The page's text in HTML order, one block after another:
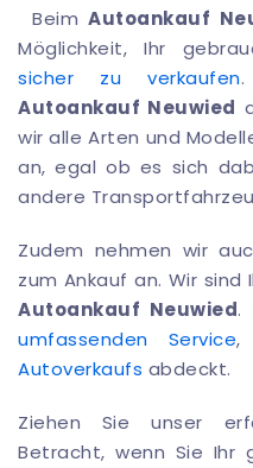
BeimAutoankauf
Möglichkeit, Ihr
sicher zu verkaufen
Autoankauf Neuwied
wir alle Arten und
an, egal ob es sich
andere
Zudem nehmen wir
zum Ankauf an. Wir
Autoankauf Neuwied.
umfassenden Service,
Autoverkaufs abdeckt.
Ziehen Sie unser
Betracht, wenn Sie Ihr